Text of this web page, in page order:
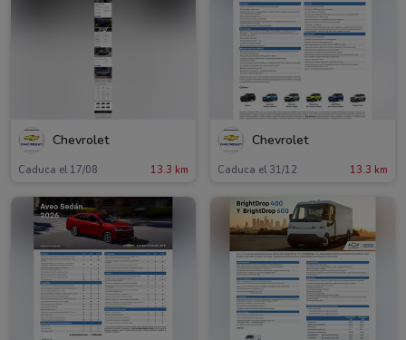
Chevrolet
Caduca el 17/08 13.3 km
Chevrolet
Caduca el 31/12 13.3 km